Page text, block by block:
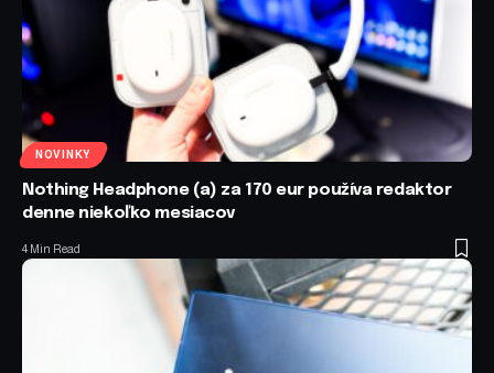
NOVINKY
Nothing Headphone (a) za 170 eur používa redaktor
denne niekoľko mesiacov
4 Min Read